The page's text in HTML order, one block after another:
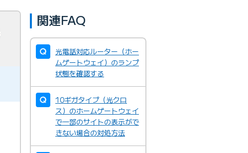
関連FAQ
光電話対応ルーター（ホー
ムゲートウェイ）のランプ
状態を確認する
10ギガタイプ（光クロ
ス）のホームゲートウェイ
で一部のサイトの表示がで
きない場合の対処方法